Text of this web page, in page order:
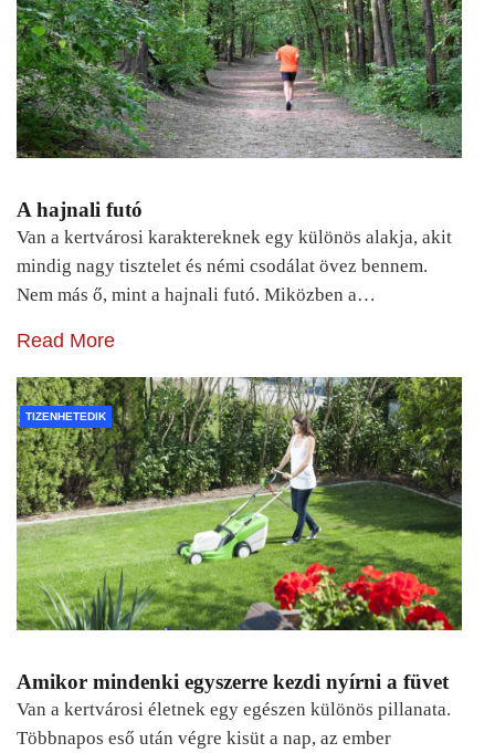
A hajnali futó
Van a kertvárosi karaktereknek egy különös alakja, akit
mindig nagy tisztelet és némi csodálat övez bennem.
Nem más ő, mint a hajnali futó. Miközben a…
Read More
TIZENHETEDIK
Amikor mindenki egyszerre kezdi nyírni a füvet
Van a kertvárosi életnek egy egészen különös pillanata.
Többnapos eső után végre kisüt a nap, az ember